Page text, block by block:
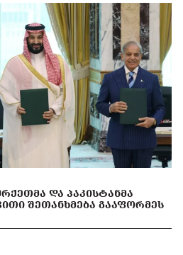
ᲓᲐ ᲞᲐᲙᲘᲡᲢᲐᲜᲛᲐ
ᲨᲔᲗᲐᲜᲮᲛᲔᲑᲐ ᲒᲐᲐᲤᲝᲠᲛᲔᲡ